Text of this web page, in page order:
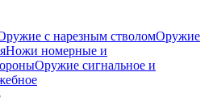
с нарезным стволомОружие
Ножи номерные и
Оружие сигнальное и